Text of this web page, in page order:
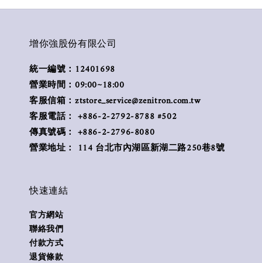
增你強股份有限公司
統一編號：12401698
營業時間：09:00~18:00
客服信箱：ztstore_service@zenitron.com.tw
客服電話： +886-2-2792-8788 #502
傳真號碼： +886-2-2796-8080
營業地址： 114 台北市內湖區新湖二路250巷8號
快速連結
官方網站
聯絡我們
付款方式
退貨條款